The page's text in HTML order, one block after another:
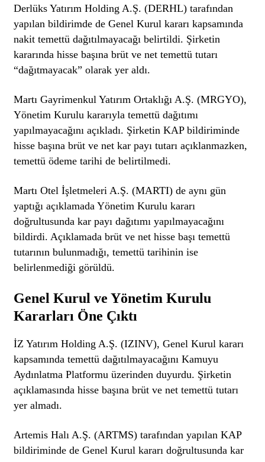
Derlüks Yatırım Holding A.Ş. (DERHL) tarafından
yapılan bildirimde de Genel Kurul kararı kapsamında
nakit temettü dağıtılmayacağı belirtildi. Şirketin
kararında hisse başına brüt ve net temettü tutarı
“dağıtmayacak” olarak yer aldı.
Martı Gayrimenkul Yatırım Ortaklığı A.Ş. (MRGYO),
Yönetim Kurulu kararıyla temettü dağıtımı
yapılmayacağınıaçıkladı. Şirketin KAP bildiriminde
hisse başına brüt ve net kar payı tutarı açıklanmazken,
temettü ödeme tarihi de belirtilmedi.
Martı Otel İşletmeleri A.Ş. (MARTI) de aynı gün
yaptığı açıklamada Yönetim Kurulu kararı
doğrultusunda kar payı dağıtımı yapılmayacağını
bildirdi. Açıklamada brüt ve net hisse başı temettü
tutarının bulunmadığı, temettü tarihinin ise
belirlenmediği görüldü.
Genel Kurul ve Yönetim Kurulu
Kararları Öne Çıktı
İZ Yatırım Holding A.Ş. (IZINV), Genel Kurul kararı
kapsamında temettü dağıtılmayacağını Kamuyu
Aydınlatma Platformu üzerinden duyurdu. Şirketin
açıklamasında hisse başına brüt ve net temettü tutarı
yer almadı.
Artemis Halı A.Ş. (ARTMS) tarafından yapılan KAP
bildiriminde de Genel Kurul kararı doğrultusunda kar